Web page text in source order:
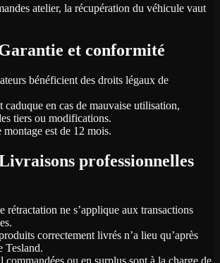
atelier, la récupération du véhicule vaut
et conformité
bénéficient des droits légaux de
caduque en cas de mauvaise utilisation,
tiers ou modifications.
montage est de 12 mois.
professionnelles
rétractation ne s’applique aux transactions
correctement livrés n’a lieu qu’après
Tesland.